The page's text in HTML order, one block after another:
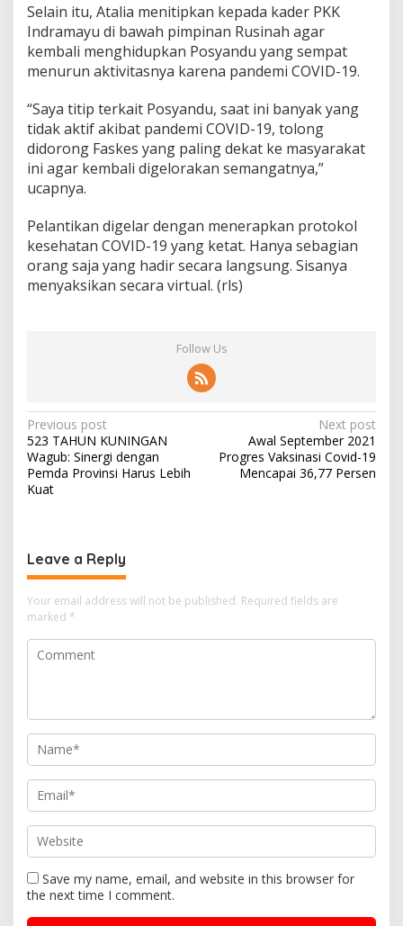
Selain itu, Atalia menitipkan kepada kader PKK
Indramayu di bawah pimpinan Rusinah agar
kembali menghidupkan Posyandu yang sempat
menurun aktivitasnya karena pandemi COVID-19.
“Saya titip terkait Posyandu, saat ini banyak yang
tidak aktif akibat pandemi COVID-19, tolong
didorong Faskes yang paling dekat ke masyarakat
ini agar kembali digelorakan semangatnya,”
ucapnya.
Pelantikan digelar dengan menerapkan protokol
kesehatan COVID-19 yang ketat. Hanya sebagian
orang saja yang hadir secara langsung. Sisanya
menyaksikan secara virtual. (rls)
Follow Us
Post
navigation
Previous post
523 TAHUN KUNINGAN
Wagub: Sinergi dengan
Pemda Provinsi Harus Lebih
Kuat
Next post
Awal September 2021
Progres Vaksinasi Covid-19
Mencapai 36,77 Persen
Leave a Reply
Your email address will not be published. Required fields are
marked *
Save my name, email, and website in this browser for
the next time I comment.